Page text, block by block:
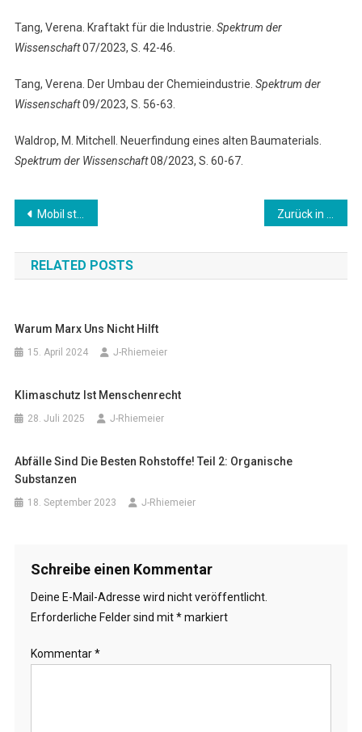
Tang, Verena. Kraftakt für die Industrie. Spektrum der
Wissenschaft07/2023, S. 42-46.
Tang, Verena. Der Umbau der Chemieindustrie. Spektrum der
Wissenschaft09/2023, S. 56-63.
Waldrop, M. Mitchell. Neuerfindung eines alten Baumaterials.
Spektrum der Wissenschaft08/2023, S. 60-67.
Beitragsnavigation
Mobil statt Auto!
RELATED POSTS
Warum Marx Uns Nicht Hilft
15. April 2024 J-Rhiemeier
Klimaschutz Ist Menschenrecht
28. Juli 2025 J-Rhiemeier
Abfälle Sind Die Besten Rohstoffe! Teil 2: Organische
Substanzen
18. September 2023 J-Rhiemeier
Schreibe einen Kommentar
Deine E-Mail-Adresse wird nicht veröffentlicht.
Erforderliche Felder sind mit*markiert
Kommentar*